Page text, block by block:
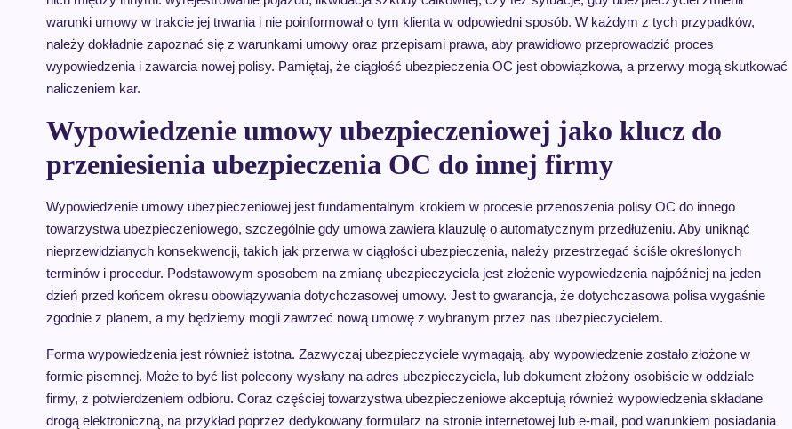
warunki umowy w trakcie jej trwania i nie poinformował o tym klienta w odpowiedni sposób. W każdym z tych przypadków,
należy dokładnie zapoznać się z warunkami umowy oraz przepisami prawa, aby prawidłowo przeprowadzić proces
wypowiedzenia i zawarcia nowej polisy. Pamiętaj, że ciągłość ubezpieczenia OC jest obowiązkowa, a przerwy mogą skutkować
naliczeniem kar.
Wypowiedzenie umowy ubezpieczeniowej jako klucz do
przeniesienia ubezpieczenia OC do innej firmy
Wypowiedzenie umowy ubezpieczeniowej jest fundamentalnym krokiem w procesie przenoszenia polisy OC do innego
towarzystwa ubezpieczeniowego, szczególnie gdy umowa zawiera klauzulę o automatycznym przedłużeniu. Aby uniknąć
nieprzewidzianych konsekwencji, takich jak przerwa w ciągłości ubezpieczenia, należy przestrzegać ściśle określonych
terminów i procedur. Podstawowym sposobem na zmianę ubezpieczyciela jest złożenie wypowiedzenia najpóźniej na jeden
dzień przed końcem okresu obowiązywania dotychczasowej umowy. Jest to gwarancja, że dotychczasowa polisa wygaśnie
zgodnie z planem, a my będziemy mogli zawrzeć nową umowę z wybranym przez nas ubezpieczycielem.
Forma wypowiedzenia jest również istotna. Zazwyczaj ubezpieczyciele wymagają, aby wypowiedzenie zostało złożone w
formie pisemnej. Może to być list polecony wysłany na adres ubezpieczyciela, lub dokument złożony osobiście w oddziale
firmy, z potwierdzeniem odbioru. Coraz częściej towarzystwa ubezpieczeniowe akceptują również wypowiedzenia składane
drogą elektroniczną, na przykład poprzez dedykowany formularz na stronie internetowej lub e-mail, pod warunkiem posiadania